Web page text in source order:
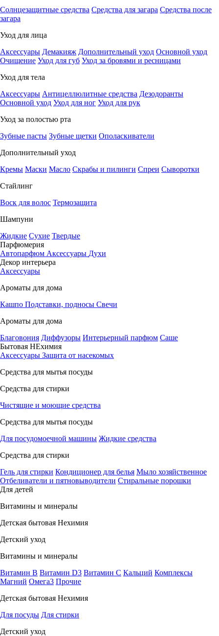
Солнцезащитные средства Средства для загара Средства после
загара
Уход для лица
Аксессуары Демакияж Дополнительный уход Основной уход
Очищение Уход для губ Уход за бровями и ресницами
Уход для тела
Аксессуары Антицеллюлитные средства Дезодоранты
Основной уход Уход для ног Уход для рук
Уход за полостью рта
Зубные пасты Зубные щетки Ополаскиватели
Дополнительный уход
Кремы Маски Масло Скрабы и пилинги Спреи Сыворотки
Стайлинг
Воск для волос Термозащита
Шампуни
Жидкие Сухие Твердые
Парфюмерия
Автопарфюм Аксессуары Духи
Декор интерьера
Аксессуары
Ароматы для дома
Кашпо Подставки, подносы Свечи
Ароматы для дома
Благовония Диффузоры Интерьерный парфюм Саше
Бытовая НЕхимия
Аксессуары Защита от насекомых
Средства для мытья посуды
Средства для стирки
Чистящие и моющие средства
Средства для мытья посуды
Для посудомоечной машины Жидкие средства
Средства для стирки
Гель для стирки Кондиционер для белья Мыло хозяйственное
Отбеливатели и пятновыводители Стиральные порошки
Для детей
Витамины и минералы
Детская бытовая Нехимия
Детский уход
Витамины и минералы
Витамин В Витамин D3 Витамин С Кальций Комплексы
Магний Омега3 Прочие
Детская бытовая Нехимия
Для посуды Для стирки
Детский уход